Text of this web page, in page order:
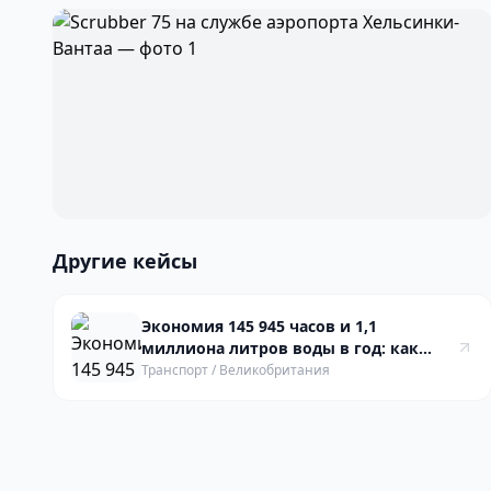
Другие кейсы
Экономия 145 945 часов и 1,1
миллиона литров воды в год: как
роботы Gausium помогли Network Rail
Транспорт/ Великобритания